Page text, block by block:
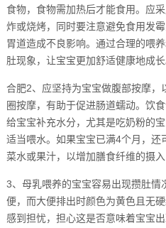
食物，食物需加热后才能食用。应
炸或烧烤，同时要注意避免食用发
胃道造成不良影响。通过合理的喂
肚现象，让宝宝更加舒适健康地成长
合肥2、应坚持为宝宝做腹部按摩
圈按摩，有助于促进肠道蠕动。饮
给宝宝补充水分，尤其是吃奶粉的
适当喂水。如果宝宝已满4个月，
菜水或果汁，以增加膳食纤维的摄入
3、母乳喂养的宝宝容易出现攒肚
便，而大便排出时颜色为黄色且无
感到担忧，担心这是否意味着宝宝